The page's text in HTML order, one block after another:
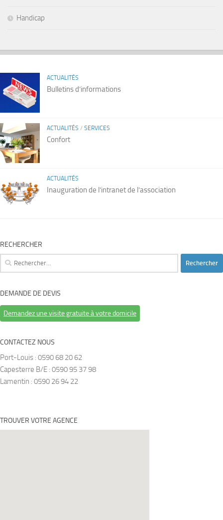
Handicap
ACTUALITÉS
Bulletins d’informations
ACTUALITÉS / SERVICES
Confort
ACTUALITÉS
Inauguration de l’intranet de l’association
RECHERCHER
Rechercher :
DEMANDE DE DEVIS
Demandez une visite gratuite à votre domicile
CONTACTEZ NOUS
Port-Louis : 0590 68 20 62
Capesterre B/E : 0590 95 37 98
Lamentin : 0590 26 94 22
TROUVER VOTRE AGENCE